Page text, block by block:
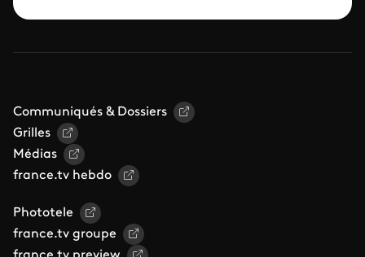
Communiqués & Dossiers
Grilles
Médias
france.tv hebdo
Phototele
france.tv groupe